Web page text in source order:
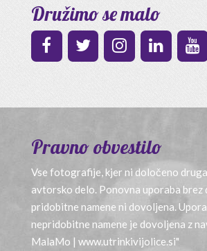
Družimo se malo
Pravno obvestilo
Vse fotografije, kjer ni določeno
avtorsko delo. Ponovna uporaba brez
pridobitne namene ni dovoljena.
nepridobitne namene je dovoljena z
MalaMo | www.utrinkivijolice.si"